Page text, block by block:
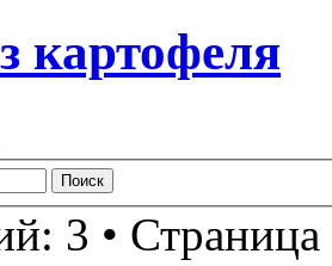
картофеля
3 • Страница